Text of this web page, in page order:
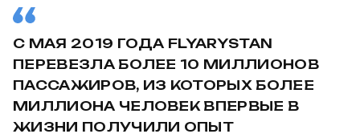
С МАЯ 2019 ГОДА FLYARYSTAN
ПЕРЕВЕЗЛА БОЛЕЕ 10 МИЛЛИОНОВ
ПАССАЖИРОВ, ИЗ КОТОРЫХ БОЛЕЕ
МИЛЛИОНА ЧЕЛОВЕК ВПЕРВЫЕ В
ЖИЗНИ ПОЛУЧИЛИ ОПЫТ